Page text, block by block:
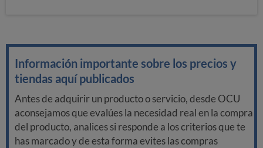
Información importante sobre los precios y
tiendas aquí publicados
Antes de adquirir un producto o servicio, desde OCU
aconsejamos que evalúes la necesidad real en la compra
del producto, analices si responde a los criterios que te
has marcado y de esta forma evites las compras